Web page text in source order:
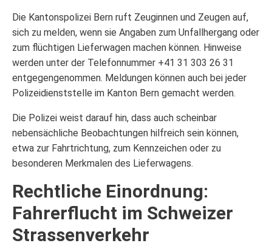
Die Kantonspolizei Bern ruft Zeuginnen und Zeugen auf,
sich zu melden, wenn sie Angaben zum Unfallhergang oder
zum flüchtigen Lieferwagen machen können. Hinweise
werden unter der Telefonnummer +41 31 303 26 31
entgegengenommen. Meldungen können auch bei jeder
Polizeidienststelle im Kanton Bern gemacht werden.
Die Polizei weist darauf hin, dass auch scheinbar
nebensächliche Beobachtungen hilfreich sein können,
etwa zur Fahrtrichtung, zum Kennzeichen oder zu
besonderen Merkmalen des Lieferwagens.
Rechtliche Einordnung:
Fahrerflucht im Schweizer
Strassenverkehr